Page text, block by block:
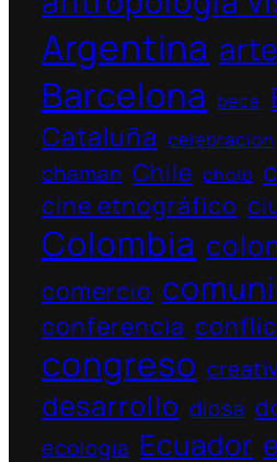
Argentina arte
Barcelona beca
Cataluña celebracion
chaman Chile cholo
cine etnográfico
Colombia
comercio
conferencia
congreso
desarrollo diosa
ecologia Ecuador